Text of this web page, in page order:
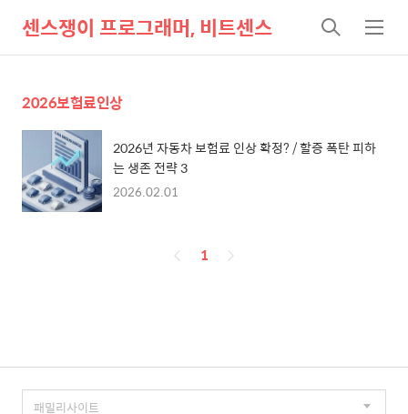
센스쟁이 프로그래머, 비트센스
검
색
메
뉴
2026보험료인상
2026년 자동차 보험료 인상 확정? / 할증 폭탄 피하
는 생존 전략 3
2026.02.01
페
1